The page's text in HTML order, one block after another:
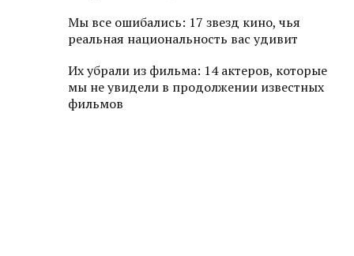
Мы все ошибались: 17 звезд кино, чья
реальная национальность вас удивит
Их убрали из фильма: 14 актеров, которые
мы не увидели в продолжении известных
фильмов